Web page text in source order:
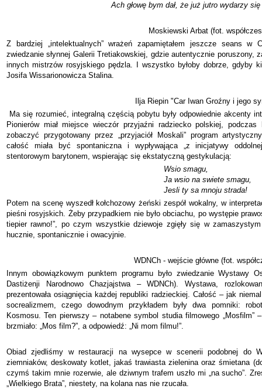
Ach głowę bym dał, że już jutro wydarzy
Moskiewski Arbat (fot.
Z bardziej „intelektualnych” wrażeń zapamiętałem jeszcze seans w
zwiedzanie słynnej Galerii Tretiakowskiej, gdzie autentycznie poruszony,
innych mistrzów rosyjskiego pędzla. I wszystko byłoby dobrze, gdyby
Josifa Wissarionowicza Stalina.
Ilja Riepin "Car Iwan Groźny i jego
Ma się rozumieć, integralną częścią pobytu były odpowiednie akcenty
Pionierów miał miejsce wieczór przyjaźni radziecko polskiej,
zobaczyć przygotowany przez „przyjaciół Moskali” program
całość miała być spontaniczna i wypływająca „z inicjatywy
stentorowym barytonem, wspierając się ekstatyczną gestykulacją:
Wsio smagu,
Ja wsio na swiete smagu,
Jesli ty sa mnoju strada!
Potem na scenę wyszedł kołchozowy żeński zespół wokalny, w
pieśni rosyjskich. Żeby przypadkiem nie było obciachu, po występie
tiepier rawno!”, po czym wszystkie dziewoje zgięły się w
hucznie, spontanicznie i owacyjnie.
WDNCh - wejście główne (fot.
Innym obowiązkowym punktem programu było zwiedzanie Wystawy
Dastiżenji Narodnowo Chazjajstwa – WDNCh). Wystawa,
prezentowała osiągnięcia każdej republiki radzieckiej. Całość – jak
socrealizmem, czego dowodnym przykładem były dwa pomniki:
Kosmosu. Ten pierwszy – notabene symbol studia filmowego „Mosfilm”
brzmiało: „Mos film?”, a odpowiedź: „Ni mom filmu!”.
Obiad zjedliśmy w restauracji na wysepce w scenerii podobnej do
ziemniaków, deskowaty kotlet, jakaś trawiasta zielenina oraz śmietana
czymś takim mnie rozerwie, ale dziwnym trafem uszło mi „na sucho”.
„Wielkiego Brata”, niestety, na kolana nas nie rzucała.